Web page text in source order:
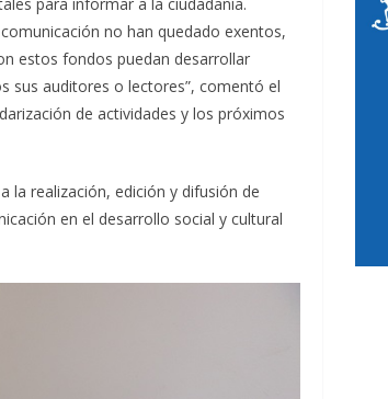
no han quedado exentos,
estos fondos puedan desarrollar
sus auditores o lectores”, comentó el
de actividades y los próximos
la realización, edición y difusión de
en el desarrollo social y cultural